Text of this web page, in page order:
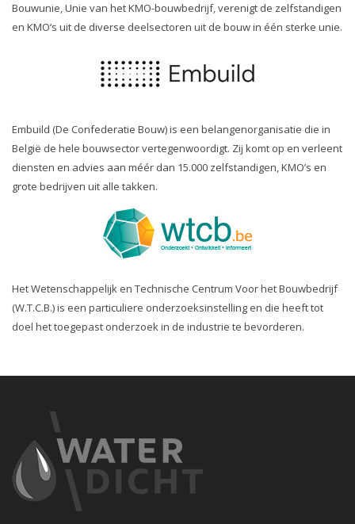
Bouwunie, Unie van het KMO-bouwbedrijf, verenigt de zelfstandigen
en KMO’s uit de diverse deelsectoren uit de bouw in één sterke unie.
Embuild (De Confederatie Bouw) is een belangenorganisatie die in
België de hele bouwsector vertegenwoordigt. Zij komt op en verleent
diensten en advies aan méér dan 15.000 zelfstandigen, KMO’s en
grote bedrijven uit alle takken.
Het Wetenschappelijk en Technische Centrum Voor het Bouwbedrijf
(W.T.C.B.) is een particuliere onderzoeksinstelling en die heeft tot
doel het toegepast onderzoek in de industrie te bevorderen.